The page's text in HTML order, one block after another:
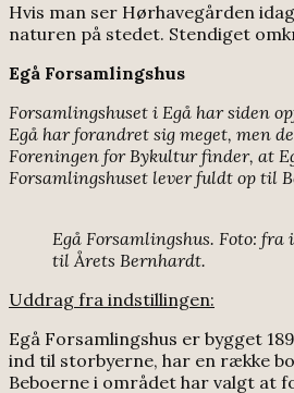
Hvis man ser Hørhavegården
naturen på stedet. Stendiget
Egå Forsamlingshus
Forsamlingshuset i Egå har siden
Egå har forandret sig meget, men
Foreningen for Bykultur finder, at
Forsamlingshuset lever fuldt op til
Egå Forsamlingshus. Foto:
til Årets Bernhardt.
Uddrag fra indstillingen:
Egå Forsamlingshus er bygget
ind til storbyerne, har en række
Beboerne i området har valgt at